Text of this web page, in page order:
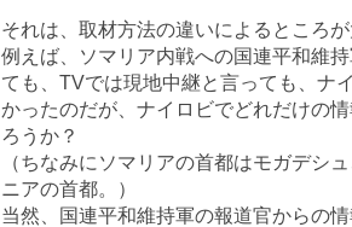
それは、取材方法の違いによるところ
例えば、ソマリア内戦への国連平和維
ても、TVでは現地中継と言っても、ナ
かったのだが、ナイロビでどれだけの
ろうか？
（ちなみにソマリアの首都はモガデシ
ニアの首都。）
当然、国連平和維持軍の報道官からの